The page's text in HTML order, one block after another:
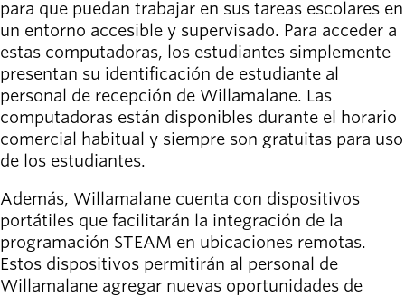
schedule
Court
schedules
para que puedan trabajar en sus tareas escolares en
un entorno accesible y supervisado. Para acceder a
estas computadoras, los estudiantes simplemente
presentan su identificación de estudiante al
personal de recepción de Willamalane. Las
computadoras están disponibles durante el horario
comercial habitual y siempre son gratuitas para uso
de los estudiantes.
Además, Willamalane cuenta con dispositivos
portátiles que facilitarán la integración de la
programación STEAM en ubicaciones remotas.
Estos dispositivos permitirán al personal de
Willamalane agregar nuevas oportunidades de